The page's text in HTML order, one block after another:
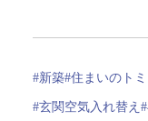
#新築#住まいのトミ
#玄関空気入れ替え